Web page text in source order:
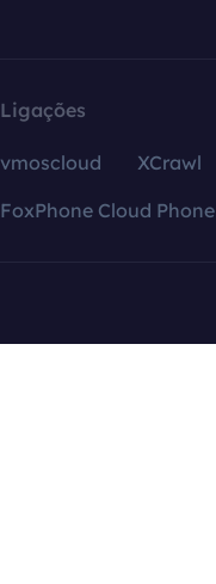
Ligações
vmoscloud XCrawl
FoxPhone Cloud Phone